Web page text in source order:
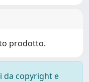
prodotto.
da copyright e